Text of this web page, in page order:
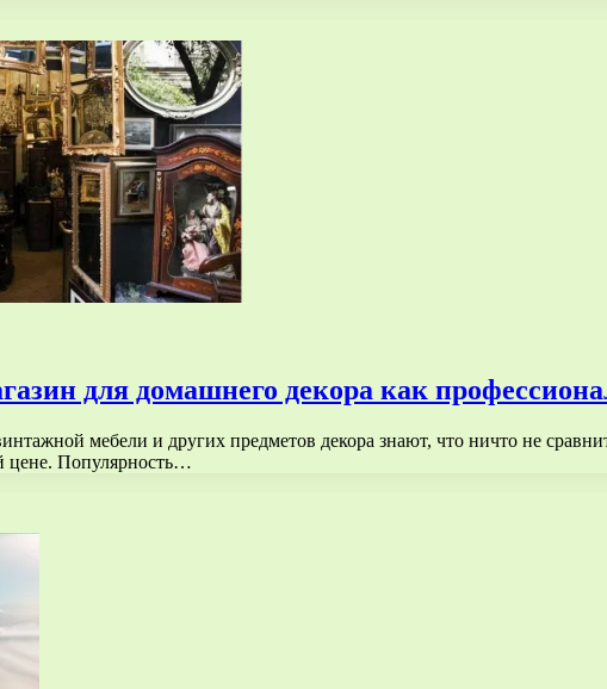
для домашнего декора как
мебели и других предметов декора знают, что ничто не
цене. Популярность…